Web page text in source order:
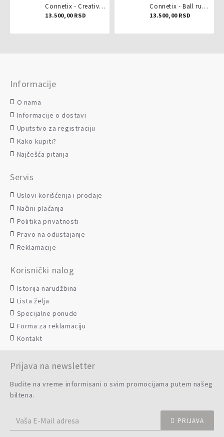
Connetix - Creative pack 102 dela
13.500,00 RSD
Connetix - Ball run pastel 106 delova
13.500,00 RSD
Informacije
O nama
Informacije o dostavi
Uputstvo za registraciju
Kako kupiti?
Najčešća pitanja
Servis
Uslovi korišćenja i prodaje
Načini plaćanja
Politika privatnosti
Pravo na odustajanje
Reklamacije
Korisnički nalog
Istorija narudžbina
Lista želja
Specijalne ponude
Forma za reklamaciju
Kontakt
Prijava na newsletter
Budite na vreme informisani o svim promocijama putem našeg
biltena.
PRIJAVA